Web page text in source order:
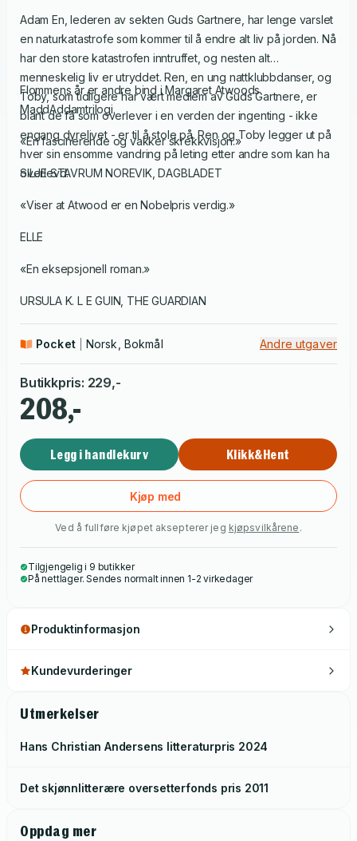
Adam En, lederen av sekten Guds Gartnere, har lenge varslet
en naturkatastrofe som kommer til å endre alt liv på jorden. Nå
har den store katastrofen inntruffet, og nesten alt
menneskelig liv er utryddet. Ren, en ung nattklubbdanser, og
Toby, som tidligere har vært medlem av Guds Gartnere, er
blant de få som overlever i en verden der ingenting - ikke
engang dyrelivet - er til å stole på. Ren og Toby legger ut på
hver sin ensomme vandring på leting etter andre som kan ha
overlevd.
Flommens år er andre bind i Margaret Atwoods
MaddAddamtrilogi.
«En fascinerende og vakker skrekkvisjon.»
SILJE STAVRUM NOREVIK, DAGBLADET
«Viser at Atwood er en Nobelpris verdig.»
ELLE
«En eksepsjonell roman.»
URSULA K. L E GUIN, THE GUARDIAN
Pocket Norsk, Bokmål Andre utgaver
Butikkpris: 229,-
208,-
Legg i handlekurv Klikk&Hent
Kjøp med
Ved å fullføre kjøpet aksepterer jeg kjøpsvilkårene .
Tilgjengelig i 9 butikker
På nettlager. Sendes normalt innen 1-2 virkedager
Produktinformasjon
Kundevurderinger
Utmerkelser
Hans Christian Andersens litteraturpris 2024
Det skjønnlitterære oversetterfonds pris 2011
Oppdag mer